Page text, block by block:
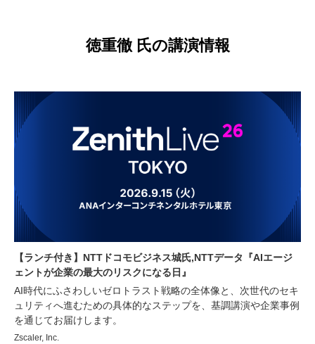
徳重徹 氏の講演情報
【ランチ付き】NTTドコモビジネス城氏,NTTデータ『AIエージ
ェントが企業の最大のリスクになる日』
AI時代にふさわしいゼロトラスト戦略の全体像と、次世代のセキ
ュリティへ進むための具体的なステップを、基調講演や企業事例
を通じてお届けします。
Zscaler, Inc.